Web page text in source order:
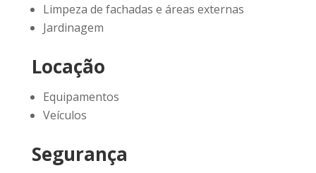
Limpeza de fachadas e áreas externas
Jardinagem
Locação
Equipamentos
Veículos
Segurança